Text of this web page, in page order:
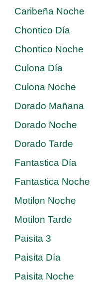
Caribeña Noche
Chontico Día
Chontico Noche
Culona Día
Culona Noche
Dorado Mañana
Dorado Noche
Dorado Tarde
Fantastica Día
Fantastica Noche
Motilon Noche
Motilon Tarde
Paisita 3
Paisita Día
Paisita Noche